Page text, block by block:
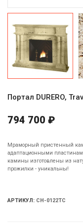
Портал DURERO,
794 700 ₽
Мраморный пристенный
адаптационными
камины изготовлены из
прожилки - уникальны!
АРТИКУЛ: CH-0122TC